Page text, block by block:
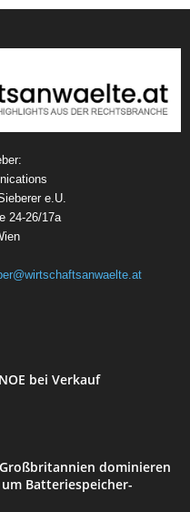
e.U.
24-26/17a
bei Verkauf
dominieren
Batteriespeicher-